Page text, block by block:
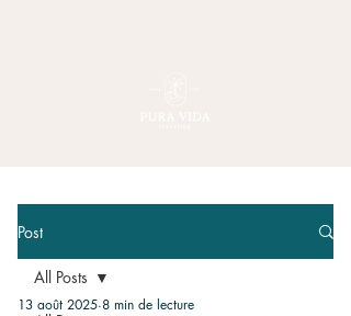
Post
All Posts
13 août 2025 8 min de lecture